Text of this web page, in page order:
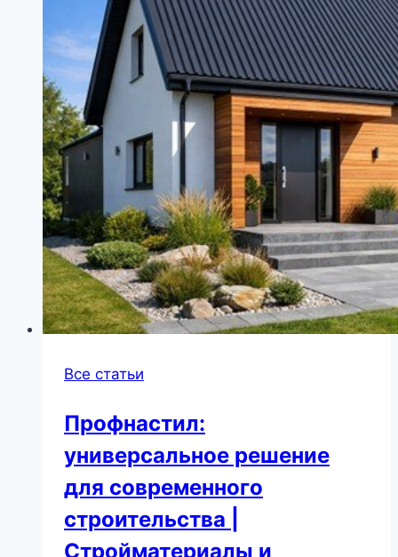
Все статьи
Профнастил:
универсальное решение
для современного
строительства |
Стройматериалы и